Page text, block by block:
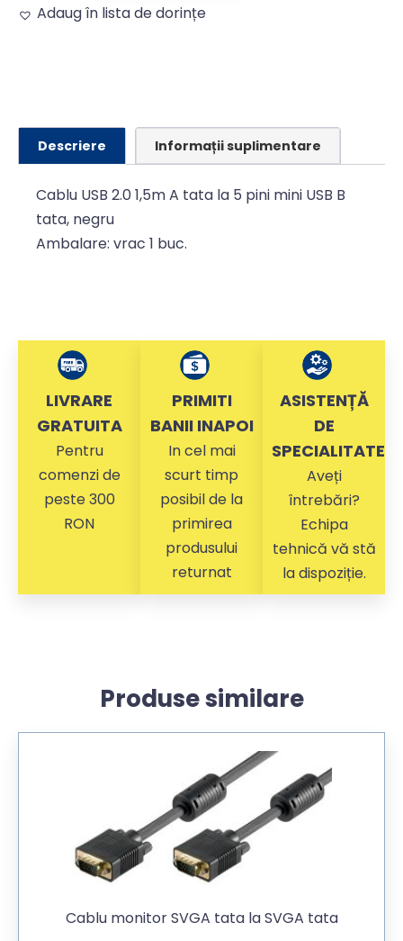
Adaug în lista de dorințe
Descriere Informații suplimentare
Cablu USB 2.0 1,5m A tata la 5 pini mini USB B
tata, negru
Ambalare: vrac 1 buc.
LIVRARE
GRATUITA
Pentru
comenzi de
peste 300
RON
PRIMITI
BANII INAPOI
In cel mai
scurt timp
posibil de la
primirea
produsului
returnat
ASISTENȚĂ
DE
SPECIALITATE
Aveți
întrebări?
Echipa
tehnică vă stă
la dispoziție.
Produse similare
Cablu monitor SVGA tata la SVGA tata